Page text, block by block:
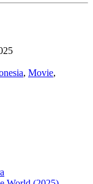
, Movie,